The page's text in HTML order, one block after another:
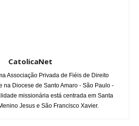
CatolicaNet
Associação Privada de Fiéis de Direito
na Diocese de Santo Amaro - São Paulo -
missionária está centrada em Santa
Jesus e São Francisco Xavier.